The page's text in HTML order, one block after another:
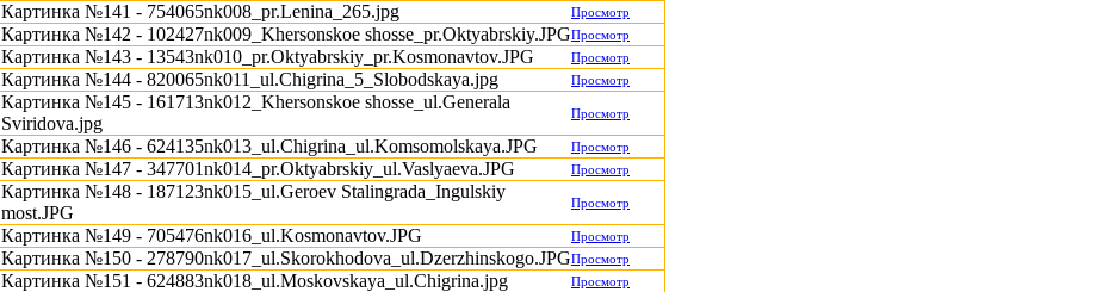
Картинка №141 - 754065nk008_pr.Lenina_265.jpg Просмотр
Картинка №142 - 102427nk009_Khersonskoe shosse_pr.Oktyabrskiy.JPGПросмотр
Картинка №143 - 13543nk010_pr.Oktyabrskiy_pr.Kosmonavtov.JPG Просмотр
Картинка №144 - 820065nk011_ul.Chigrina_5_Slobodskaya.jpg Просмотр
Картинка №145 - 161713nk012_Khersonskoe shosse_ul.Generala
Sviridova.jpg
Просмотр
Картинка №146 - 624135nk013_ul.Chigrina_ul.Komsomolskaya.JPG Просмотр
Картинка №147 - 347701nk014_pr.Oktyabrskiy_ul.Vaslyaeva.JPG Просмотр
Картинка №148 - 187123nk015_ul.Geroev Stalingrada_Ingulskiy
most.JPG
Просмотр
Картинка №149 - 705476nk016_ul.Kosmonavtov.JPG Просмотр
Картинка №150 - 278790nk017_ul.Skorokhodova_ul.Dzerzhinskogo.JPGПросмотр
Картинка №151 - 624883nk018_ul.Moskovskaya_ul.Chigrina.jpg Просмотр